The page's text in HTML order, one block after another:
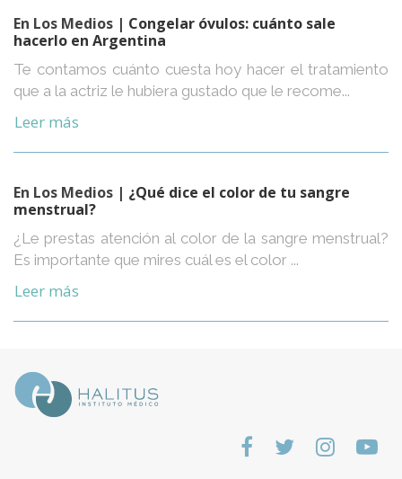
En Los Medios | Congelar óvulos: cuánto sale
hacerlo en Argentina
Te contamos cuánto cuesta hoy hacer el tratamiento
que a la actriz le hubiera gustado que le recome...
Leer más
En Los Medios | ¿Qué dice el color de tu sangre
menstrual?
¿Le prestas atención al color de la sangre menstrual?
Es importante que mires cuál es el color ...
Leer más